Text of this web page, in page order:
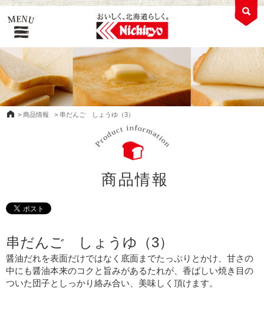
> 商品情報 > 串だんご しょうゆ（3）
商品情報
串だんご しょうゆ（3）
醤油だれを表面だけではなく底面までたっぷりとかけ、甘さの
中にも醤油本来のコクと旨みがあるたれが、香ばしい焼き目の
ついた団子としっかり絡み合い、美味しく頂けます。